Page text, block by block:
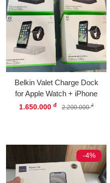
Belkin Valet Charge Dock
for Apple Watch + iPhone
1.650.000 đ 2.200.000đ
-4%